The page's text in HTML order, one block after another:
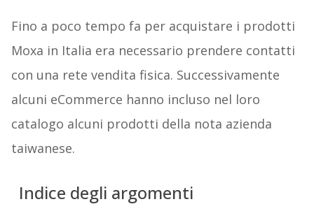
Fino a poco tempo fa per acquistare i prodotti
Moxa in Italia era necessario prendere contatti
con una rete vendita fisica. Successivamente
alcuni eCommerce hanno incluso nel loro
catalogo alcuni prodotti della nota azienda
taiwanese.
Indice degli argomenti